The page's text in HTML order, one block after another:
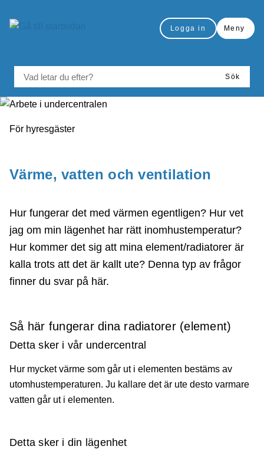
Logga in Meny
Sök
Du är här:
För hyresgäster
Värme, vatten och ventilation
Hur fungerar det med värmen egentligen? Hur vet
jag om min lägenhet har rätt inomhustemperatur?
Hur kommer det sig att mina element/radiatorer är
kalla trots att det är kallt ute? Denna typ av frågor
finner du svar på här.
Så här fungerar dina radiatorer (element)
Detta sker i vår undercentral
Hur mycket värme som går ut i elementen bestäms av
utomhustemperaturen. Ju kallare det är ute desto varmare
vatten går ut i elementen.
Detta sker i din lägenhet